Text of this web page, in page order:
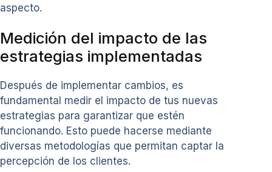
aspecto.
Medición del impacto de las
estrategias implementadas
Después de implementar cambios, es
fundamental medir el impacto de tus nuevas
estrategias para garantizar que estén
funcionando. Esto puede hacerse mediante
diversas metodologías que permitan captar la
percepción de los clientes.